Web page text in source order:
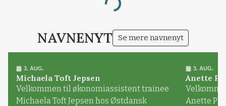
Loading...
NAVNENYT Se mere navnenyt
3. AUG.
Michaela Toft Jepsen
Velkommen til økonomiassistent trainee
Michaela Toft Jepsen hos Østdansk
3. AUG.
Anette
Anette